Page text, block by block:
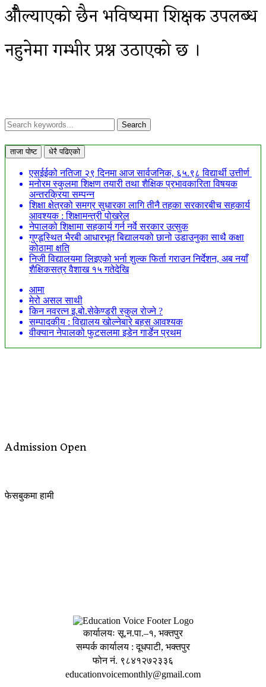
औँल्याएको छैन भविष्यमा शिक्षक उपलब्ध
नहुनेमा गम्भीर प्रश्न उठाएको छ ।
ताजा पोष्ट धेरै पढिएको
एसईईको नतिजा २९ दिनमा आज सार्वजनिक, ६५.९८ विद्यार्थी उत्तीर्ण
मनोरम स्कुलमा शिक्षण तयारी तथा शैक्षिक प्रभावकारिता विषयक
अन्तरक्रिया सम्पन्न
शिक्षा क्षेत्रको समग्र सुधारका लागि तीनै तहका सरकारबीच सहकार्य
आवश्यक : शिक्षामन्त्री पोखरेल
नेपालको शिक्षामा सहकार्य गर्न नर्वे सरकार उत्सुक
गुण्डूस्थित भैरबी आधारभूत बिद्यालयको छानो उडाउनुका साथै कक्षा
कोठामा क्षति
निजी विद्यालयमा लिइएको भर्ना शुल्क फिर्ता गराउन निर्देशन, अब नयाँ
शैक्षिकसत्र वैशाख १५ गतेदेखि
आमा
मेरो असल साथी
किन नवरत्न इ.बो.सेकेण्डरी स्कुल रोज्ने ?
सम्पादकीय : विद्यालय खोल्नेबारे बहस आवश्यक
वीक्यान नेपालको फुटसलमा इडेन गार्डेन प्रथम
Admission Open
फेसबुकमा हामी
कार्यालयः सू.न.पा.–१, भक्तपुर
सम्पर्क कार्यालय : दूधपाटी, भक्तपुर
फोन नं. ९८४१२७२३३६
educationvoicemonthly@gmail.com